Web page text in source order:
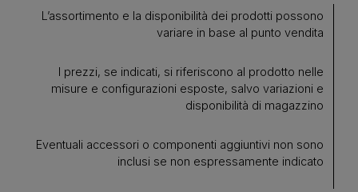
L’assortimento e la disponibilità dei prodotti possono
variare in base al punto vendita
I prezzi, se indicati, si riferiscono al prodotto nelle
misure e configurazioni esposte, salvo variazioni e
disponibilità di magazzino
Eventuali accessori o componenti aggiuntivi non sono
inclusi se non espressamente indicato